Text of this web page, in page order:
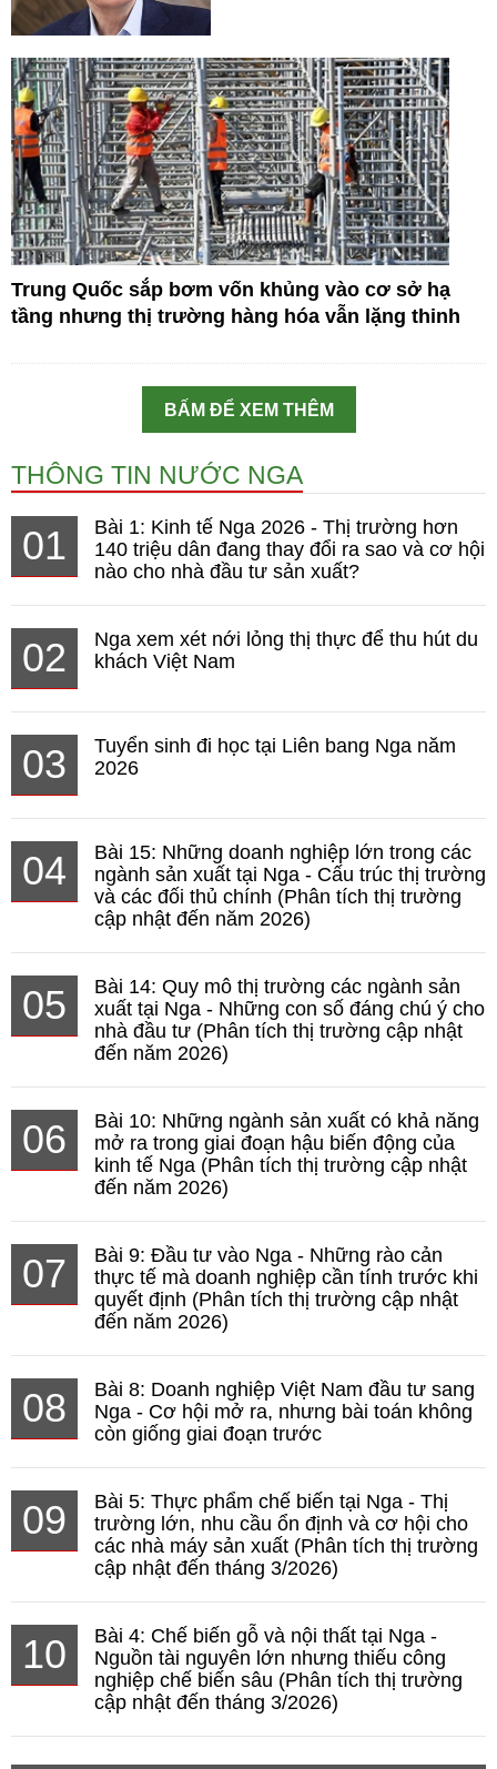
Trung Quốc sắp bơm vốn khủng vào cơ sở hạ
tầng nhưng thị trường hàng hóa vẫn lặng thinh
BẤM ĐỂ XEM THÊM
THÔNG TIN NƯỚC NGA
01
Bài 1: Kinh tế Nga 2026 - Thị trường hơn
140 triệu dân đang thay đổi ra sao và cơ hội
nào cho nhà đầu tư sản xuất?
02
Nga xem xét nới lỏng thị thực để thu hút du
khách Việt Nam
03
Tuyển sinh đi học tại Liên bang Nga năm
2026
04
Bài 15: Những doanh nghiệp lớn trong các
ngành sản xuất tại Nga - Cấu trúc thị trường
và các đối thủ chính (Phân tích thị trường
cập nhật đến năm 2026)
05
Bài 14: Quy mô thị trường các ngành sản
xuất tại Nga - Những con số đáng chú ý cho
nhà đầu tư (Phân tích thị trường cập nhật
đến năm 2026)
06
Bài 10: Những ngành sản xuất có khả năng
mở ra trong giai đoạn hậu biến động của
kinh tế Nga (Phân tích thị trường cập nhật
đến năm 2026)
07
Bài 9: Đầu tư vào Nga - Những rào cản
thực tế mà doanh nghiệp cần tính trước khi
quyết định (Phân tích thị trường cập nhật
đến năm 2026)
08
Bài 8: Doanh nghiệp Việt Nam đầu tư sang
Nga - Cơ hội mở ra, nhưng bài toán không
còn giống giai đoạn trước
09
Bài 5: Thực phẩm chế biến tại Nga - Thị
trường lớn, nhu cầu ổn định và cơ hội cho
các nhà máy sản xuất (Phân tích thị trường
cập nhật đến tháng 3/2026)
10
Bài 4: Chế biến gỗ và nội thất tại Nga -
Nguồn tài nguyên lớn nhưng thiếu công
nghiệp chế biến sâu (Phân tích thị trường
cập nhật đến tháng 3/2026)